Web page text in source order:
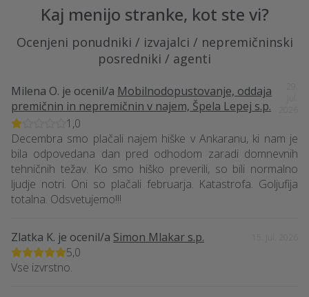
Kaj menijo stranke, kot ste vi?
Ocenjeni ponudniki / izvajalci / nepremičninski
posredniki / agenti
Milena O. je ocenil/a Mobilnodopustovanje, oddaja
premičnin in nepremičnin v najem, Špela Lepej s.p.
1,0
Decembra smo plačali najem hiške v Ankaranu, ki nam je
bila odpovedana dan pred odhodom zaradi domnevnih
tehničnih težav. Ko smo hiško preverili, so bili normalno
ljudje notri. Oni so plačali februarja. Katastrofa. Goljufija
totalna. Odsvetujemo!!!
Zlatka K. je ocenil/a Simon Mlakar s.p.
5,0
Vse izvrstno.